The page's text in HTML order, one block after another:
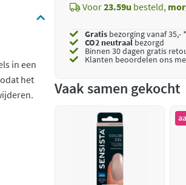
in een
het
Voor23.59u besteld,
Gratis bezorging vanaf 35,- *
CO2 neutraalbezorgd
Binnen 30 dagen gratis
Klanten beoordelen ons
Vaak samen gekocht